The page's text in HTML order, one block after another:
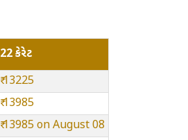
22 કેરેટ
₹ 13225
₹ 13985
₹ 13985 on August 08